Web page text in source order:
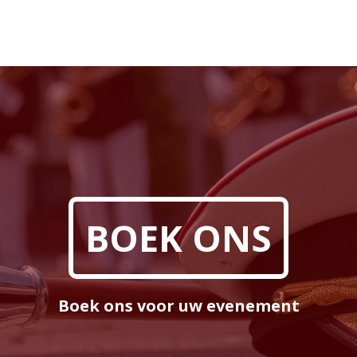
BOEK ONS
Boek ons voor uw evenement